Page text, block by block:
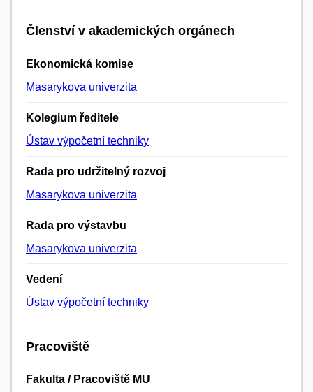
Členství v akademických orgánech
Ekonomická komise
Masarykova univerzita
Kolegium ředitele
Ústav výpočetní techniky
Rada pro udržitelný rozvoj
Masarykova univerzita
Rada pro výstavbu
Masarykova univerzita
Vedení
Ústav výpočetní techniky
Pracoviště
Fakulta / Pracoviště MU